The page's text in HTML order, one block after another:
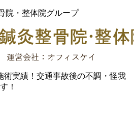
院・整体院グループ